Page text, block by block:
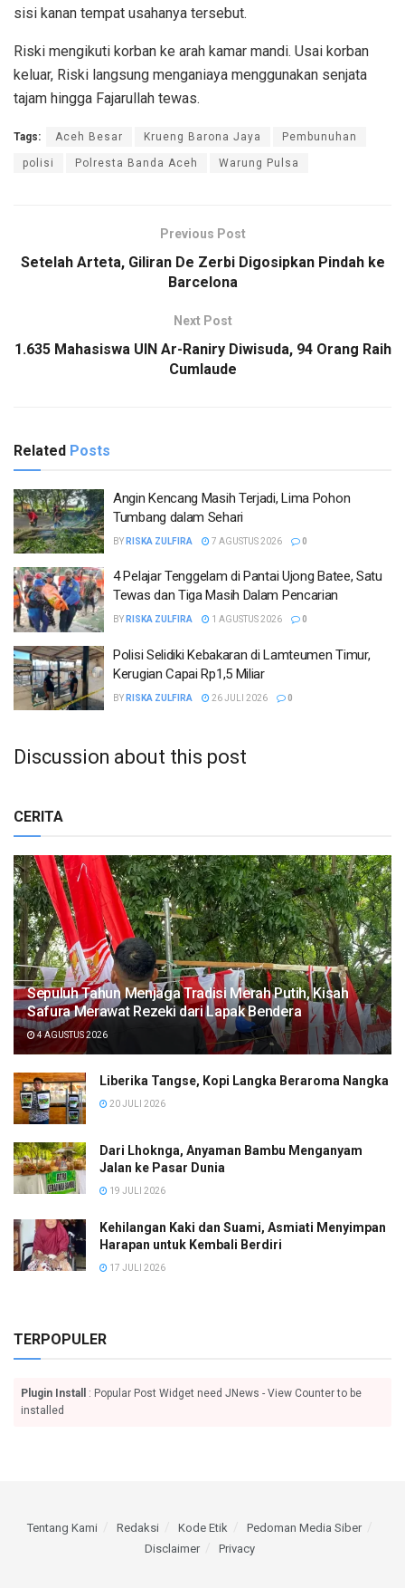
sisi kanan tempat usahanya tersebut.
Riski mengikuti korban ke arah kamar mandi. Usai korban
keluar, Riski langsung menganiaya menggunakan senjata
tajam hingga Fajarullah tewas.
Tags: Aceh Besar Krueng Barona Jaya Pembunuhan
polisi Polresta Banda Aceh Warung Pulsa
Previous Post
Setelah Arteta, Giliran De Zerbi Digosipkan Pindah ke
Barcelona
Next Post
1.635 Mahasiswa UIN Ar-Raniry Diwisuda, 94 Orang Raih
Cumlaude
Related Posts
Angin Kencang Masih Terjadi, Lima Pohon
Tumbang dalam Sehari
BY RISKA ZULFIRA 7 AGUSTUS 2026 0
4 Pelajar Tenggelam di Pantai Ujong Batee, Satu
Tewas dan Tiga Masih Dalam Pencarian
BY RISKA ZULFIRA 1 AGUSTUS 2026 0
Polisi Selidiki Kebakaran di Lamteumen Timur,
Kerugian Capai Rp1,5 Miliar
BY RISKA ZULFIRA 26 JULI 2026 0
Discussion about this post
CERITA
Sepuluh Tahun Menjaga Tradisi Merah Putih, Kisah
Safura Merawat Rezeki dari Lapak Bendera
4 AGUSTUS 2026
Liberika Tangse, Kopi Langka Beraroma Nangka
20 JULI 2026
Dari Lhoknga, Anyaman Bambu Menganyam
Jalan ke Pasar Dunia
19 JULI 2026
Kehilangan Kaki dan Suami, Asmiati Menyimpan
Harapan untuk Kembali Berdiri
17 JULI 2026
TERPOPULER
Plugin Install
: Popular Post Widget need JNews - View Counter to be
installed
Tentang Kami Redaksi Kode Etik
Pedoman Media Siber
Disclaimer
Privacy